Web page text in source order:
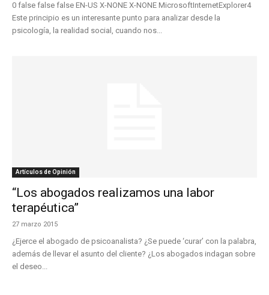
0 false false false EN-US X-NONE X-NONE MicrosoftInternetExplorer4
Este principio es un interesante punto para analizar desde la
psicología, la realidad social, cuando nos...
Artículos de Opinión
“Los abogados realizamos una labor
terapéutica”
27 marzo 2015
¿Ejerce el abogado de psicoanalista? ¿Se puede ‘curar’ con la palabra,
además de llevar el asunto del cliente? ¿Los abogados indagan sobre
el deseo...